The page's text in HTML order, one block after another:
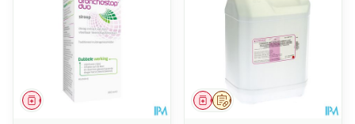
Geneesmiddel Op voorschrift
Geneesmiddel